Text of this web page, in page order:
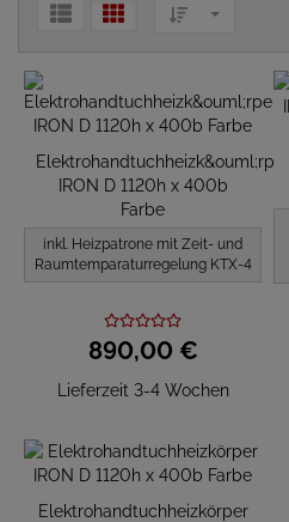
Elektrohandtuchheizk&ouml;rper
IRON D 1120h x 400b
Farbe
inkl. Heizpatrone mit Zeit- und
Raumtemparaturregelung KTX-4
890,00 €
Lieferzeit 3-4 Wochen
Elektrohandtuchheizkörper